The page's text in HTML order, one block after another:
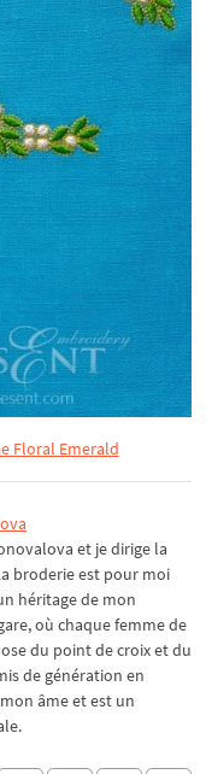
Floral Emerald
et je dirige la
broderie est pour moi
héritage de mon
où chaque femme de
du point de croix et du
de génération en
âme et est un